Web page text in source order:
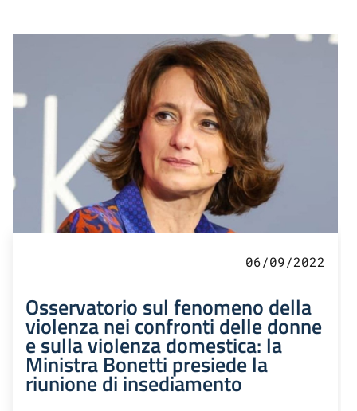
06/09/2022
Osservatorio sul fenomeno della
violenza nei confronti delle donne
e sulla violenza domestica: la
Ministra Bonetti presiede la
riunione di insediamento